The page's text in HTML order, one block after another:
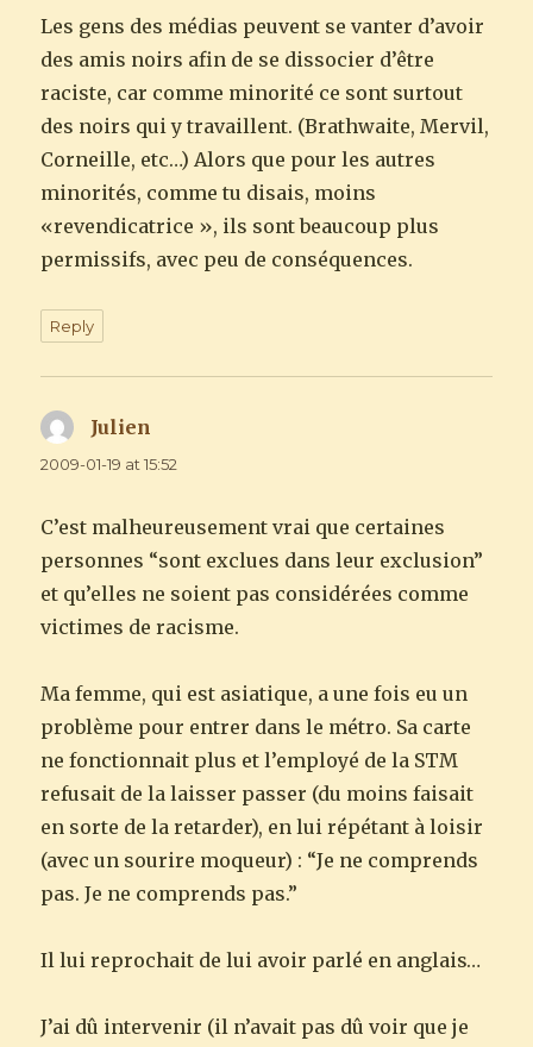
Les gens des médias peuvent se vanter d’avoir
des amis noirs afin de se dissocier d’être
raciste, car comme minorité ce sont surtout
des noirs qui y travaillent. (Brathwaite, Mervil,
Corneille, etc…) Alors que pour les autres
minorités, comme tu disais, moins
«revendicatrice », ils sont beaucoup plus
permissifs, avec peu de conséquences.
Reply
Julien
2009-01-19 at 15:52
C’est malheureusement vrai que certaines
personnes “sont exclues dans leur exclusion”
et qu’elles ne soient pas considérées comme
victimes de racisme.
Ma femme, qui est asiatique, a une fois eu un
problème pour entrer dans le métro. Sa carte
ne fonctionnait plus et l’employé de la STM
refusait de la laisser passer (du moins faisait
en sorte de la retarder), en lui répétant à loisir
(avec un sourire moqueur) : “Je ne comprends
pas. Je ne comprends pas.”
Il lui reprochait de lui avoir parlé en anglais…
J’ai dû intervenir (il n’avait pas dû voir que je